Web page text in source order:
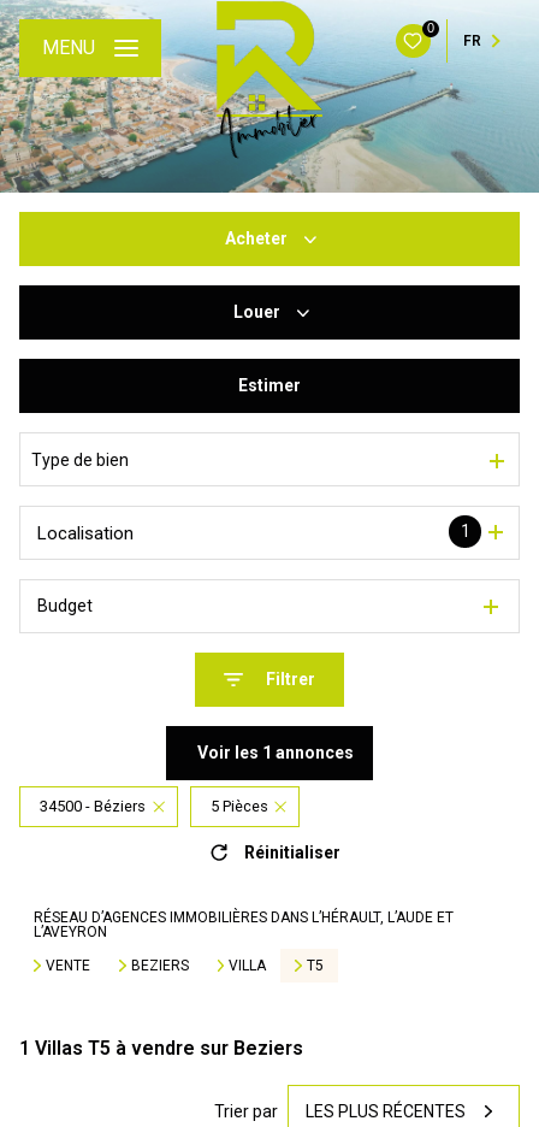
0
FR
MENU
Acheter
Du neuf
Louer
De l'immo pro
Estimer
Type de bien
1
Localisation
Budget
Filtrer
Voir les 1 annonces
34500 - Béziers 5 Pièces
Réinitialiser
RÉSEAU D’AGENCES IMMOBILIÈRES DANS L’HÉRAULT, L’AUDE ET
L’AVEYRON
VENTE
BEZIERS VILLA T5
1 Villas T5 à vendre sur Beziers
Trier par LES PLUS RÉCENTES